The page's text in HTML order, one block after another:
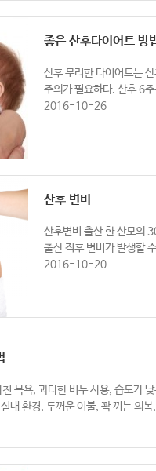
좋은 산후다이어트 방
산후 무리한 다이어트는
주의가 필요하다. 산후 6
2016-10-26
산후 변비
산후변비 출산 한 산모의
출산 직후 변비가 발생할
2016-10-20
목욕, 과다한 비누 사용, 습도가
내 환경, 두꺼운 이불, 꽉 끼는 의